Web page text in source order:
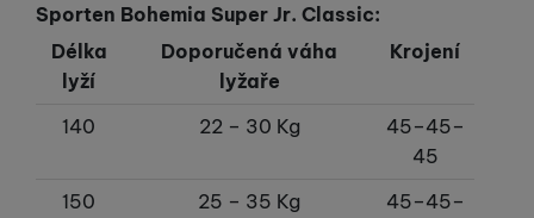
Sporten Bohemia Super Jr. Classic:
Délka
lyží
Doporučená váha
lyžaře
Krojení
140 22 – 30 Kg
45–45–
45
150
25 – 35 Kg
45–45–